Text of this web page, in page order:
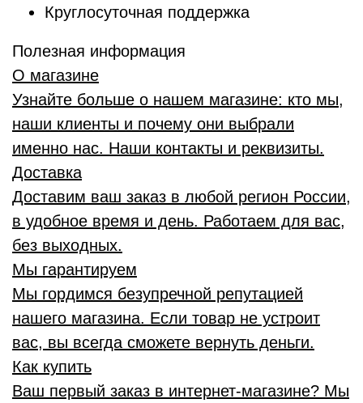
Круглосуточная поддержка
Полезная информация
О магазине
Узнайте больше о нашем магазине: кто мы,
наши клиенты и почему они выбрали
именно нас. Наши контакты и реквизиты.
Доставка
Доставим ваш заказ в любой регион России,
в удобное время и день. Работаем для вас,
без выходных.
Мы гарантируем
Мы гордимся безупречной репутацией
нашего магазина. Если товар не устроит
вас, вы всегда сможете вернуть деньги.
Как купить
Ваш первый заказ в интернет-магазине? Мы